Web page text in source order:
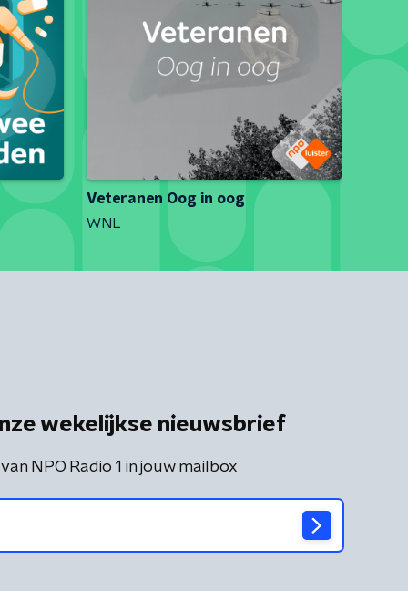
Veteranen Oog in oog
WNL
wekelijkse nieuwsbrief
NPO Radio 1 in jouw mailbox